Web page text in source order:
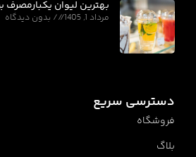
بهترین لیوان یکبارمصرف
مرداد 1, 1405 بدون دیدگاه
دسترسی سریع
فروشگاه
بلاگ